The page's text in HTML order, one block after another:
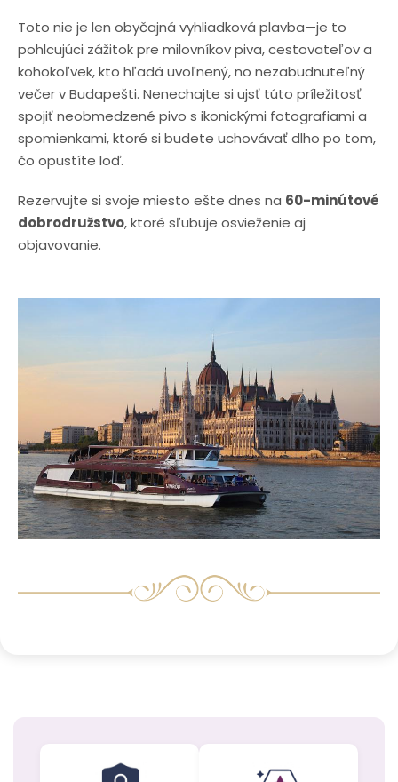
Toto nie je len obyčajná vyhliadková plavba—je to
pohlcujúci zážitok pre milovníkov piva, cestovateľov a
kohokoľvek, kto hľadá uvoľnený, no nezabudnuteľný
večer v Budapešti. Nenechajte si ujsť túto príležitosť
spojiť neobmedzené pivo s ikonickými fotografiami a
spomienkami, ktoré si budete uchovávať dlho po tom,
čo opustíte loď.
Rezervujte si svoje miesto ešte dnes na 60-minútové
dobrodružstvo, ktoré sľubuje osvieženie aj
objavovanie.